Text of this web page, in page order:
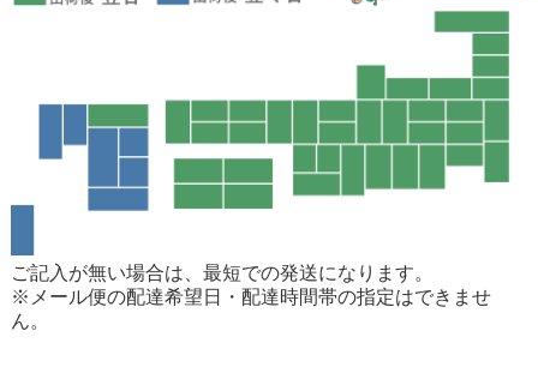
ご記入が無い場合は、最短での発送になります。
※メール便の配達希望日・配達時間帯の指定はできませ
ん。